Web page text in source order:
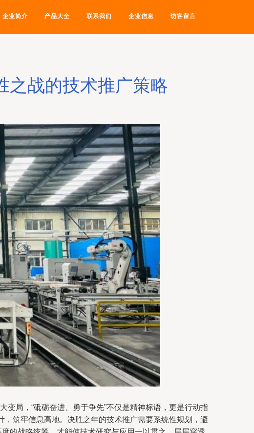
企业简介 产品大全 联系我们 企业信息 访客留言
之战的技术推广策略
局，“砥砺奋进、勇于争先”不仅是精神标语，更是行动指
筑牢信息高地。决胜之年的技术推广需要系统性规划，避